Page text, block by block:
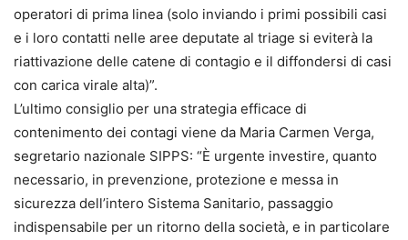
operatori di prima linea (solo inviando i primi possibili casi
e i loro contatti nelle aree deputate al triage si eviterà la
riattivazione delle catene di contagio e il diffondersi di casi
con carica virale alta)”.
L’ultimo consiglio per una strategia efficace di
contenimento dei contagi viene da Maria Carmen Verga,
segretario nazionale SIPPS: “È urgente investire, quanto
necessario, in prevenzione, protezione e messa in
sicurezza dell’intero Sistema Sanitario, passaggio
indispensabile per un ritorno della società, e in particolare